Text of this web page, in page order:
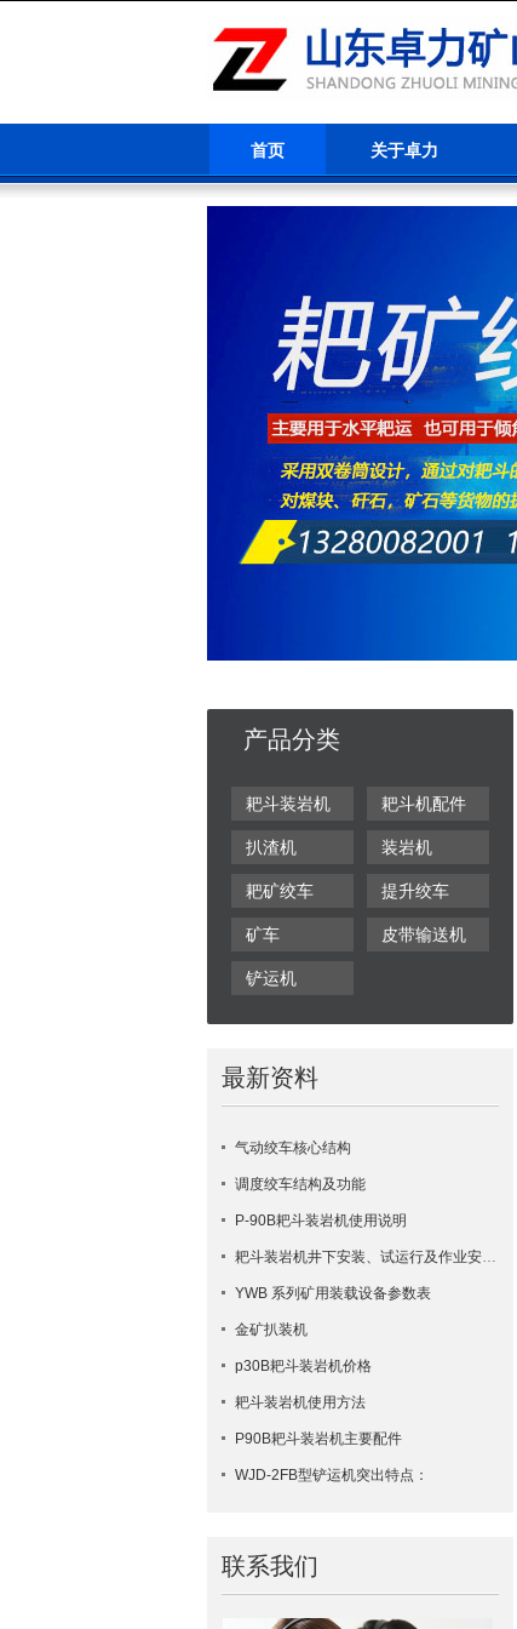
首页 关于卓力
产品分类
耙斗装岩机 耙斗机配件
扒渣机 装岩机
耙矿绞车 提升绞车
矿车 皮带输送机
铲运机
最新资料
气动绞车核心结构
调度绞车结构及功能
P-90B耙斗装岩机使用说明
耙斗装岩机井下安装、试运行及作业安全要点
YWB 系列矿用装载设备参数表
金矿扒装机
p30B耙斗装岩机价格
耙斗装岩机使用方法
​P90B耙斗装岩机主要配件
WJD-2FB型铲运机突出特点：
联系我们